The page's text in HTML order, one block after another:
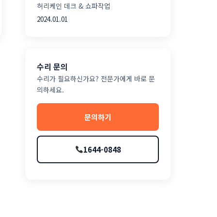
허리케인 데크 & 쇼파작업
2024.01.01
수리 문의
수리가 필요하신가요? 전문가에게 바로 문
의하세요.
문의하기
1644-0848